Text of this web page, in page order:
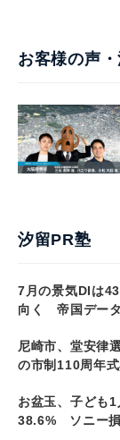
お客様の声
汐留PR塾
7月の景気DIは
向く 帝国デー
尼崎市、堂安律
の市制110周年
お盆玉、子ども
38.6% ソニー